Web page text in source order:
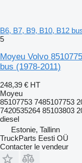
B6, B7, B9, B10, B12
5
Moyeu Volvo
bus (1978-2011)
248,39 € HT
Moyeu
85107753 7485107753
7420535264 85103803
diesel
Estonie, Tallinn
TruckParts Eesti OÜ
Contacter le vendeur